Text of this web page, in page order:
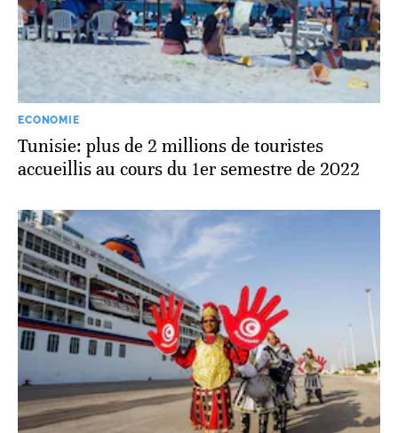
ECONOMIE
Tunisie: plus de 2 millions de touristes
accueillis au cours du 1er semestre de 2022